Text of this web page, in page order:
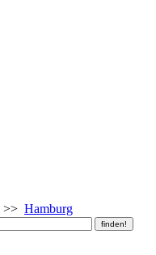
>> Hamburg